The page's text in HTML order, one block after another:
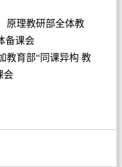
原理教研部全体教
备课会
教育部“同课异构 教
会